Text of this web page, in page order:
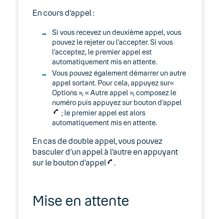
En cours d’appel :
Si vous recevez un deuxième appel, vous
pouvez le rejeter ou l’accepter. Si vous
l’acceptez, le premier appel est
automatiquement mis en attente.
Vous pouvez également démarrer un autre
appel sortant. Pour cela, appuyez sur«
Options », « Autre appel », composez le
numéro puis appuyez sur bouton d’appel
; le premier appel est alors
automatiquement mis en attente.
En cas de double appel, vous pouvez
basculer d’un appel à l’autre en appuyant
sur le bouton d’appel
.
Mise en attente